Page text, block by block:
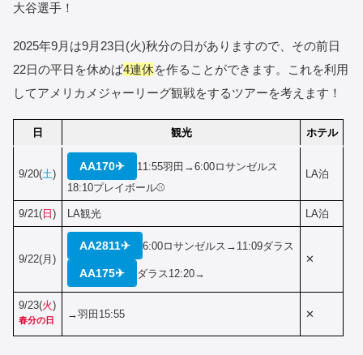
大谷選手！
2025年9月は9月23日(火)秋分の日がありますので、その前日
22日の平日を休めば4連休を作ることができます。これを利用
してアメリカメジャーリーグ観戦をするツアーを考えます！
日 観光 ホテル
9/20(土)
AA170✈
11:55羽田→6:00ロサンゼルス
18:10プレイボール⚾
LA泊
9/21( 日) LA観光 LA泊
9/22(月)
AA2811✈ 6:00ロサンゼルス→11:09ダラス
AA175✈ ダラス12:20→
✕
9/23(火)
春分の日 →羽田15:55 ✕